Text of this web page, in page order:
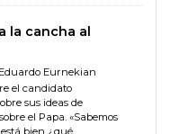
la cancha al
Eurnekian
el candidato
sus ideas de
el Papa. «Sabemos